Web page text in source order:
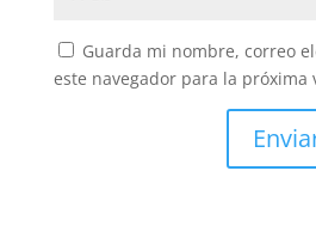
Guarda mi nombre, correo
este navegador para la próxima